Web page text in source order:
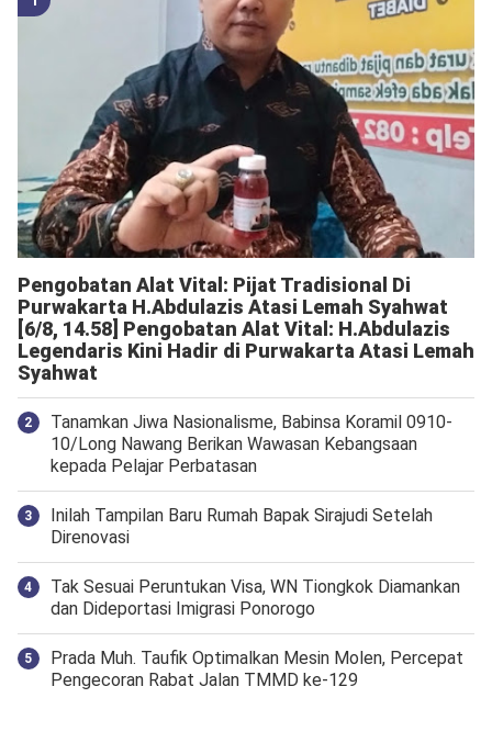
Pengobatan Alat Vital: Pijat Tradisional Di
Purwakarta H.Abdulazis Atasi Lemah Syahwat
[6/8, 14.58] Pengobatan Alat Vital: H.Abdulazis
Legendaris Kini Hadir di Purwakarta Atasi Lemah
Syahwat
Tanamkan Jiwa Nasionalisme, Babinsa Koramil 0910-
10/Long Nawang Berikan Wawasan Kebangsaan
kepada Pelajar Perbatasan
Inilah Tampilan Baru Rumah Bapak Sirajudi Setelah
Direnovasi
Tak Sesuai Peruntukan Visa, WN Tiongkok Diamankan
dan Dideportasi Imigrasi Ponorogo
Prada Muh. Taufik Optimalkan Mesin Molen, Percepat
Pengecoran Rabat Jalan TMMD ke-129